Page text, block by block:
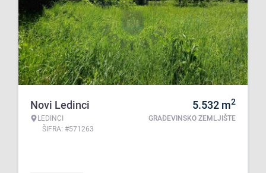
Novi Ledinci
LEDINCI
ŠIFRA: #571263
5.532 m2
GRAĐEVINSKO ZEMLJIŠTE